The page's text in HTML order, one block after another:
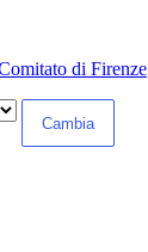
di Firenze